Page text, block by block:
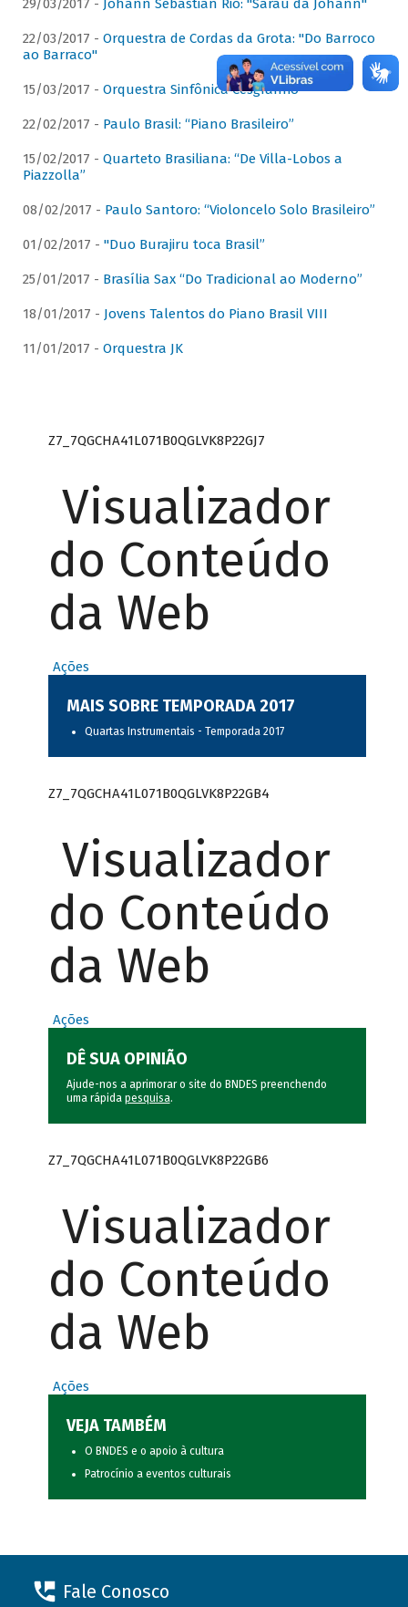
29/03/2017 - Johann Sebastian Rio: "Sarau da Johann"
22/03/2017 - Orquestra de Cordas da Grota: "Do Barroco
ao Barraco"
15/03/2017 - Orquestra Sinfônica Cesgranrio
22/02/2017 - Paulo Brasil: “Piano Brasileiro”
15/02/2017 - Quarteto Brasiliana: “De Villa-Lobos a
Piazzolla”
08/02/2017 - Paulo Santoro: “Violoncelo Solo Brasileiro”
01/02/2017 - "Duo Burajiru toca Brasil”
25/01/2017 - Brasília Sax “Do Tradicional ao Moderno”
18/01/2017 - Jovens Talentos do Piano Brasil VIII
11/01/2017 - Orquestra JK
Z7_7QGCHA41L071B0QGLVK8P22GJ7
Visualizador
do Conteúdo
da Web
Ações
MAIS SOBRE TEMPORADA 2017
Quartas Instrumentais - Temporada 2017
Z7_7QGCHA41L071B0QGLVK8P22GB4
Visualizador
do Conteúdo
da Web
Ações
DÊ SUA OPINIÃO
Ajude-nos a aprimorar o site do BNDES preenchendo
uma rápida pesquisa.
Z7_7QGCHA41L071B0QGLVK8P22GB6
Visualizador
do Conteúdo
da Web
Ações
VEJA TAMBÉM
O BNDES e o apoio à cultura
Patrocínio a eventos culturais
Fale Conosco